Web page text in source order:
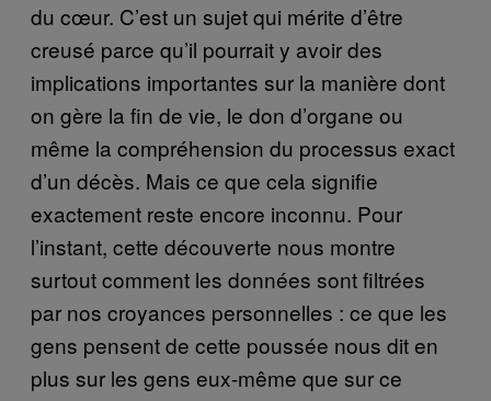
du cœur. C’est un sujet qui mérite d’être
creusé parce qu’il pourrait y avoir des
implications importantes sur la manière dont
on gère la fin de vie, le don d’organe ou
même la compréhension du processus exact
d’un décès. Mais ce que cela signifie
exactement reste encore inconnu. Pour
l’instant, cette découverte nous montre
surtout comment les données sont filtrées
par nos croyances personnelles : ce que les
gens pensent de cette poussée nous dit en
plus sur les gens eux-même que sur ce